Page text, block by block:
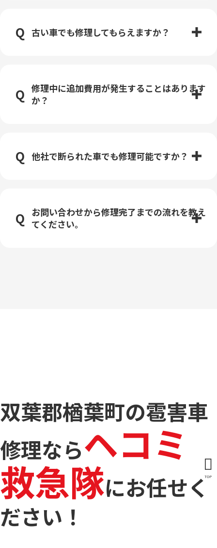
古い車でも修理してもらえますか？
修理中に追加費用が発生することはあります
か？
他社で断られた車でも修理可能ですか？
お問い合わせから修理完了までの流れを教え
てください。
双葉郡楢葉町の雹害車
修理ならヘコミ
救急隊にお任せく
ださい！
TOP